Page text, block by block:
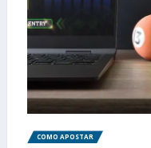
COMO APOSTAR